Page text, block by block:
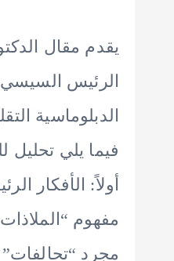
يقدم مقال
الرئيس السيسي
الدبلوماسية
فيما يلي تحليل
أولاً: الأفكار
مفهوم
مجرد